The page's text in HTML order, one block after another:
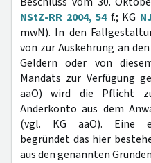
NStZ-RR 2004, 54f.; KG
mwN). In den
von zur Auskehrung an
Geldern oder von
Mandats zur Verfügung
aaO) wird die Pflicht
Anderkonto aus dem
(vgl. KG aaO). Eine
begründet das hier
aus den genannten